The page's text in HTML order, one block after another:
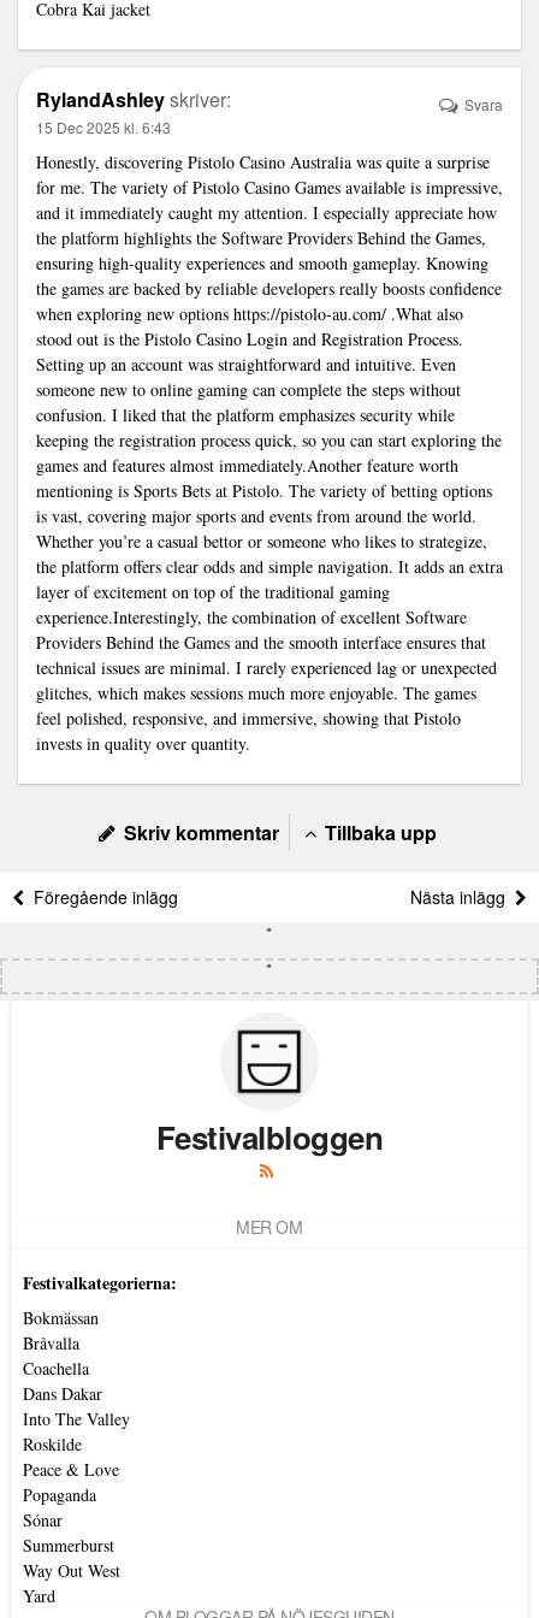
Cobra Kai jacket
RylandAshleyskriver:
15 Dec 2025 kl. 6:43
Honestly, discovering Pistolo Casino Australia was quite a surprise
for me. The variety of Pistolo Casino Games available is impressive,
and it immediately caught my attention. I especially appreciate how
the platform highlights the Software Providers Behind the Games,
ensuring high-quality experiences and smooth gameplay. Knowing
the games are backed by reliable developers really boosts confidence
when exploring new options https://pistolo-au.com/ .What also
stood out is the Pistolo Casino Login and Registration Process.
Setting up an account was straightforward and intuitive. Even
someone new to online gaming can complete the steps without
confusion. I liked that the platform emphasizes security while
keeping the registration process quick, so you can start exploring the
games and features almost immediately.Another feature worth
mentioning is Sports Bets at Pistolo. The variety of betting options
is vast, covering major sports and events from around the world.
Whether you’re a casual bettor or someone who likes to strategize,
the platform offers clear odds and simple navigation. It adds an extra
layer of excitement on top of the traditional gaming
experience.Interestingly, the combination of excellent Software
Providers Behind the Games and the smooth interface ensures that
technical issues are minimal. I rarely experienced lag or unexpected
glitches, which makes sessions much more enjoyable. The games
feel polished, responsive, and immersive, showing that Pistolo
invests in quality over quantity.
Svara
Skriv kommentar Tillbaka upp
Föregående inlägg Nästa inlägg
Festivalbloggen
MER OM
Festivalkategorierna:
Bokmässan
Bråvalla
Coachella
Dans Dakar
Into The Valley
Roskilde
Peace & Love
Popaganda
Sónar
Summerburst
Way Out West
Yard